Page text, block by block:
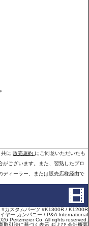
共に販売規約 にご同意いただいたも
ございます。また、習熟したプロ
ィーラー、または販売店様経由で
#カスタムパーツ #K1300R / K1200R
ヤー カンパニー / P&A International
Peitzmeier Co. All rights reserved.
取引法に基づく表示 および 会社概要